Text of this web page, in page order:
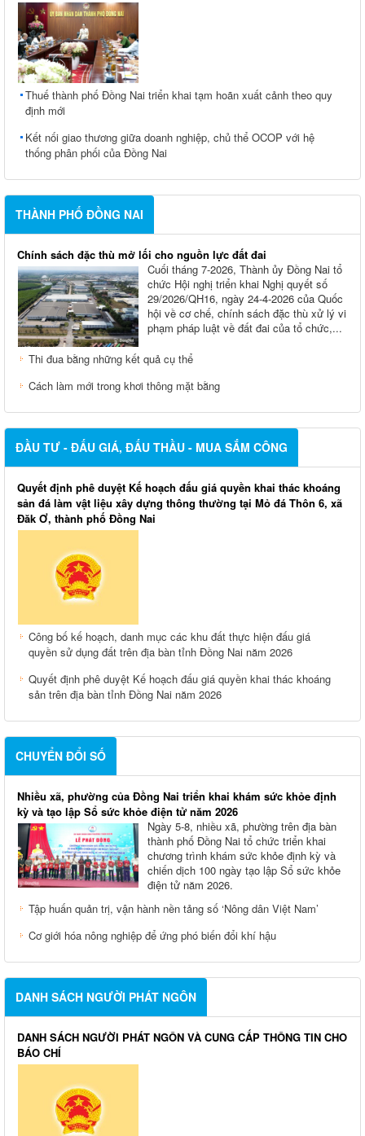
Thuế thành phố Đồng Nai triển khai tạm hoãn xuất cảnh theo quy
định mới
Kết nối giao thương giữa doanh nghiệp, chủ thể OCOP với hệ
thống phân phối của Đồng Nai
THÀNH PHỐ ĐỒNG NAI
Chính sách đặc thù mở lối cho nguồn lực đất đai
Cuối tháng 7-2026, Thành ủy Ðồng Nai tổ
chức Hội nghị triển khai Nghị quyết số
29/2026/QH16, ngày 24-4-2026 của Quốc
hội về cơ chế, chính sách đặc thù xử lý vi
phạm pháp luật về đất đai của tổ chức,...
Thi đua bằng những kết quả cụ thể
Cách làm mới trong khơi thông mặt bằng
ĐẦU TƯ - ĐẤU GIÁ, ĐẤU THẦU - MUA SẮM CÔNG
Quyết định phê duyệt Kế hoạch đấu giá quyền khai thác khoáng
sản đá làm vật liệu xây dựng thông thường tại Mỏ đá Thôn 6, xã
Đăk Ơ, thành phố Đồng Nai
Công bố kế hoạch, danh mục các khu đất thực hiện đấu giá
quyền sử dụng đất trên địa bàn tỉnh Đồng Nai năm 2026
Quyết định phê duyệt Kế hoạch đấu giá quyền khai thác khoáng
sản trên địa bàn tỉnh Đồng Nai năm 2026
CHUYỂN ĐỔI SỐ
Nhiều xã, phường của Đồng Nai triển khai khám sức khỏe định
kỳ và tạo lập Sổ sức khỏe điện tử năm 2026
Ngày 5-8, nhiều xã, phường trên địa bàn
thành phố Đồng Nai tổ chức triển khai
chương trình khám sức khỏe định kỳ và
chiến dịch 100 ngày tạo lập Sổ sức khỏe
điện tử năm 2026.
Tập huấn quản trị, vận hành nền tảng số ‘Nông dân Việt Nam’
Cơ giới hóa nông nghiệp để ứng phó biến đổi khí hậu
DANH SÁCH NGƯỜI PHÁT NGÔN
DANH SÁCH NGƯỜI PHÁT NGÔN VÀ CUNG CẤP THÔNG TIN CHO
BÁO CHÍ